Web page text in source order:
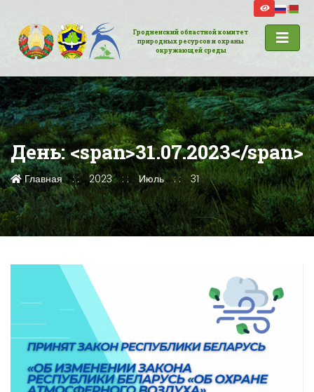
Гродненский областной комитет
природных ресурсов и охраны
окружающей среды
День: <span>31.07.2023</span>
Главная 2023 Июль 31